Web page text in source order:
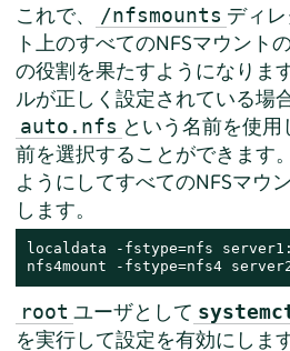
これで、 /nfsmounts ディ
ト上のすべてのNFSマウント
の役割を果たすようになりま
ルが正しく設定されている場
auto.nfs という名前を使
前を選択することができます。
ようにしてすべてのNFSマウ
します。
localdata -fstype=nfs
nfs4mount -fstype=nfs4
root ユーザとして
を実行して設定を有効にしま